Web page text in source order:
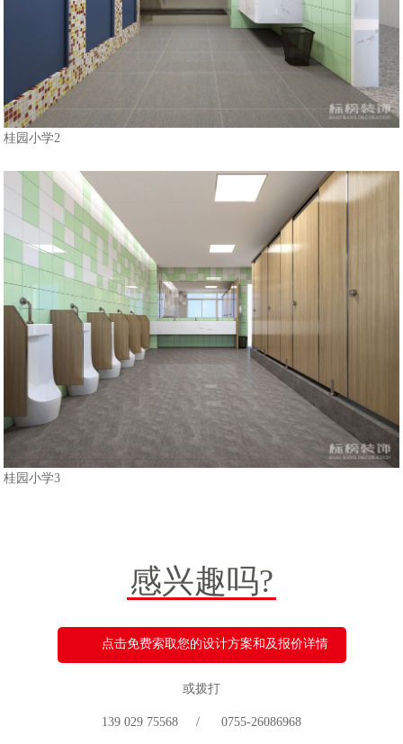
桂园小学2
桂园小学3
感兴趣吗?
点击免费索取您的设计方案和及报价详情
或拨打
139 029 75568 / 0755-26086968